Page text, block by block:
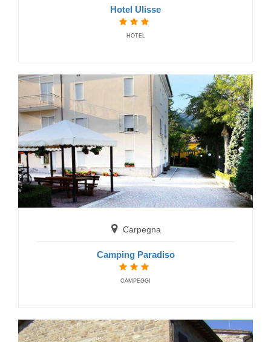
BAUERNHAUS
Lunano
Agriturismo I Castagni della Pianella
BAUERNHAUS
Hotel Ulisse
HOTEL
Carpegna
Camping Paradiso
CAMPEGGI